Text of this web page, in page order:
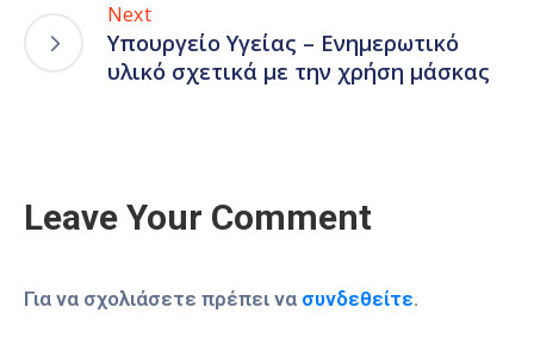
Next
Υπουργείο Υγείας – Ενημερωτικό
υλικό σχετικά με την χρήση μάσκας
Leave Your Comment
Για να σχολιάσετε πρέπει να συνδεθείτε.